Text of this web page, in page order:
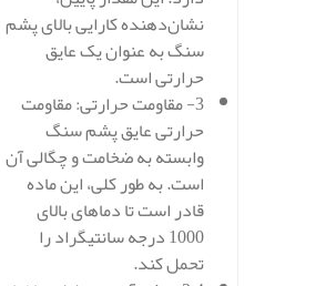
نشان‌دهنده کارایی بالای پشم
سنگ به عنوان یک عایق
حرارتی است.
3- مقاومت حرارتی: مقاومت
حرارتی عایق پشم سنگ
وابسته به ضخامت و چگالی آن
است. به طور کلی، این ماده
قادر است تا دماهای بالای
1000 درجه سانتیگراد را
تحمل کند.